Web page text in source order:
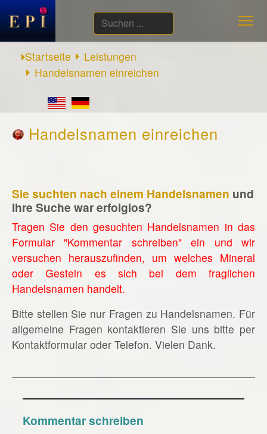
Suchen
...
Startseite
Leistungen
Handelsnamen einreichen
Handelsnamen einreichen
Sie suchten nach einem Handelsnamen und
Ihre Suche war erfolglos?
Tragen Sie den gesuchten Handelsnamen in das
Formular "Kommentar schreiben" ein und wir
versuchen herauszufinden, um welches Mineral
oder Gestein es sich bei dem fraglichen
Handelsnamen handelt.
Bitte stellen Sie nur Fragen zu Handelsnamen. Für
allgemeine Fragen kontaktieren Sie uns bitte per
Kontaktformular oder Telefon. Vielen Dank.
Kommentar schreiben